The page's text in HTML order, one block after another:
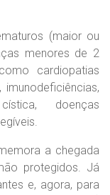
(maior ou
menores de 2
cardiopatias
doenças
a chegada
protegidos. Já
e, agora, para